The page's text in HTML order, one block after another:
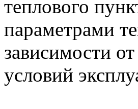
теплового
параметрами
зависимости
условий